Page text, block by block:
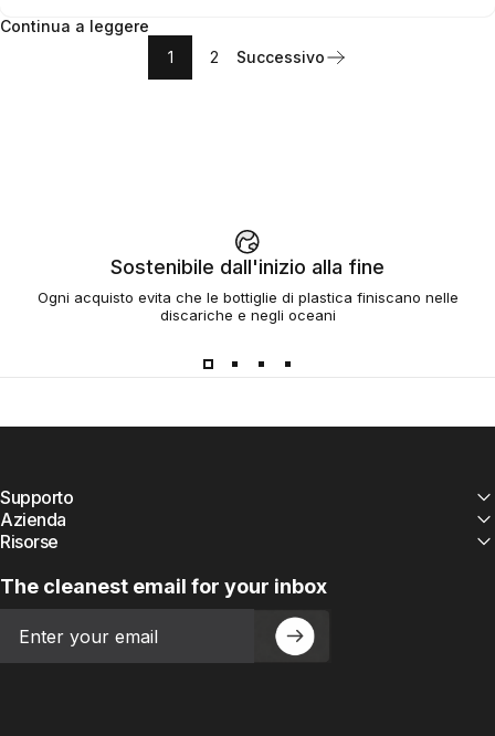
Continua a leggere
1
2 Successivo
Sostenibile dall'inizio alla fine
Ogni acquisto evita che le bottiglie di plastica finiscano nelle
discariche e negli oceani
Supporto
Azienda
Risorse
The cleanest email for your inbox